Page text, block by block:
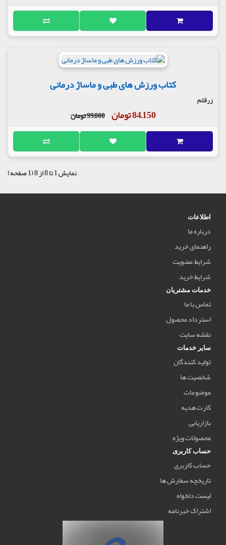
کتاب ورزش های طبی و ماساژ درمانی
زرقلم
84,150 تومان 99,000 تومان
نمایش 1 تا 8 از 8 (1 صفحه)
اطلاعات
درباره ما
راهنمای خرید
شرایط عضویت
شرایط خرید
خدمات مشتریان
تماس با ما
استرداد محصول
نقشه سایت
سایر خدمات
تولید کنندگان
شخصیت ها
موضوعات
کارت هدیه
بازاریابی
محصولات ویژه
حساب کاربری
حساب کاربری
تاریخچه سفارش ها
لیست دلخواه
اشتراک خبرنامه